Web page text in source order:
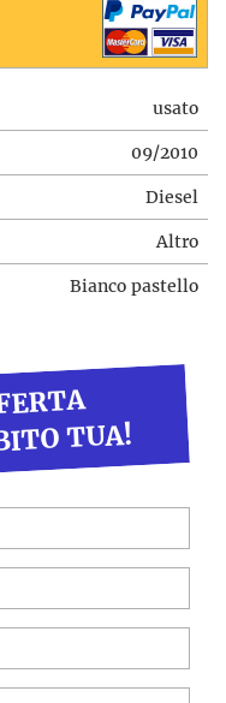
usato
09/2010
Diesel
Altro
Bianco pastello
TUA!